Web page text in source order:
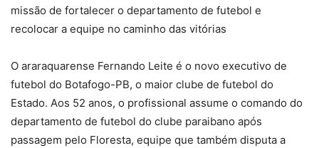
missão de fortalecer o departamento de futebol e
recolocar a equipe no caminho das vitórias
O araraquarense Fernando Leite é o novo executivo de
futebol do Botafogo-PB, o maior clube de futebol do
Estado. Aos 52 anos, o profissional assume o comando do
departamento de futebol do clube paraibano após
passagem pelo Floresta, equipe que também disputa a